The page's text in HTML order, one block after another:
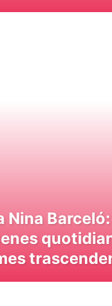
Nina